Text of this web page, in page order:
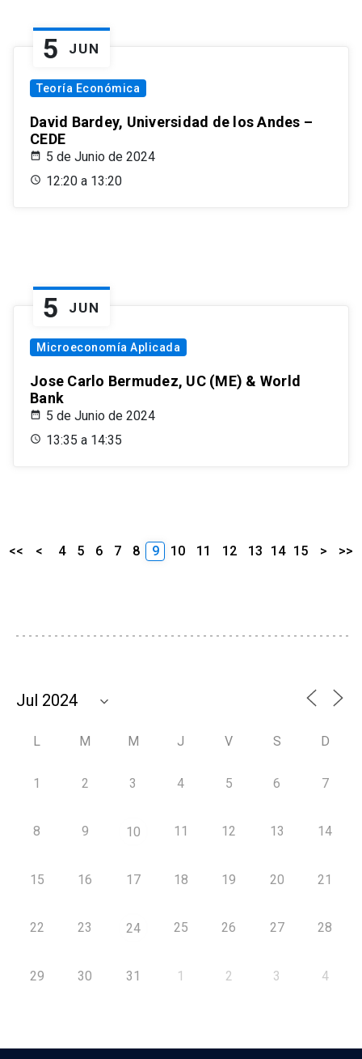
5 JUN
Teoría Económica
David Bardey, Universidad de los Andes –
CEDE
5 de Junio de 2024
12:20 a 13:20
5 JUN
Microeconomía Aplicada
Jose Carlo Bermudez, UC (ME) & World
Bank
5 de Junio de 2024
13:35 a 14:35
<< < 4 5 6 7 8 9 10 11 12 13 14 15 > >>
L M M J V S D
1 2 3 4 5 6 7
8 9 10 11 12 13 14
15 16 17 18 19 20 21
22 23 24 25 26 27 28
29 30 31 1 2 3 4